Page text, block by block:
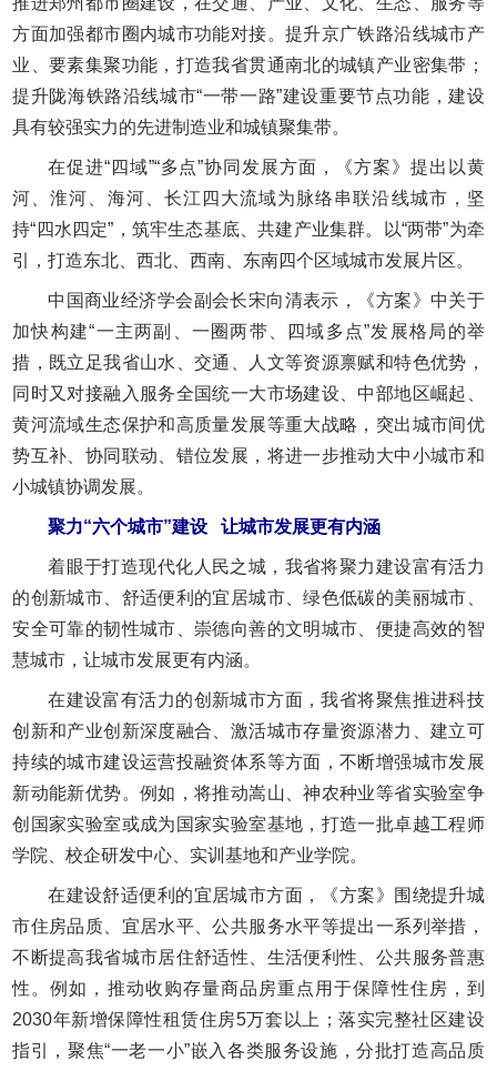
方面加强都市圈内城市功能对接。提升京广铁路沿线城市产
业、要素集聚功能，打造我省贯通南北的城镇产业密集带；
提升陇海铁路沿线城市“一带一路”建设重要节点功能，建设
具有较强实力的先进制造业和城镇聚集带。
在促进“四域”“多点”协同发展方面，《方案》提出以黄
河、淮河、海河、长江四大流域为脉络串联沿线城市，坚
持“四水四定”，筑牢生态基底、共建产业集群。以“两带”为牵
引，打造东北、西北、西南、东南四个区域城市发展片区。
中国商业经济学会副会长宋向清表示，《方案》中关于
加快构建“一主两副、一圈两带、四域多点”发展格局的举
措，既立足我省山水、交通、人文等资源禀赋和特色优势，
同时又对接融入服务全国统一大市场建设、中部地区崛起、
黄河流域生态保护和高质量发展等重大战略，突出城市间优
势互补、协同联动、错位发展，将进一步推动大中小城市和
小城镇协调发展。
聚力“六个城市”建设 让城市发展更有内涵
着眼于打造现代化人民之城，我省将聚力建设富有活力
的创新城市、舒适便利的宜居城市、绿色低碳的美丽城市、
安全可靠的韧性城市、崇德向善的文明城市、便捷高效的智
慧城市，让城市发展更有内涵。
在建设富有活力的创新城市方面，我省将聚焦推进科技
创新和产业创新深度融合、激活城市存量资源潜力、建立可
持续的城市建设运营投融资体系等方面，不断增强城市发展
新动能新优势。例如，将推动嵩山、神农种业等省实验室争
创国家实验室或成为国家实验室基地，打造一批卓越工程师
学院、校企研发中心、实训基地和产业学院。
在建设舒适便利的宜居城市方面，《方案》围绕提升城
市住房品质、宜居水平、公共服务水平等提出一系列举措，
不断提高我省城市居住舒适性、生活便利性、公共服务普惠
性。例如，推动收购存量商品房重点用于保障性住房，到
2030年新增保障性租赁住房5万套以上；落实完整社区建设
指引，聚焦“一老一小”嵌入各类服务设施，分批打造高品质